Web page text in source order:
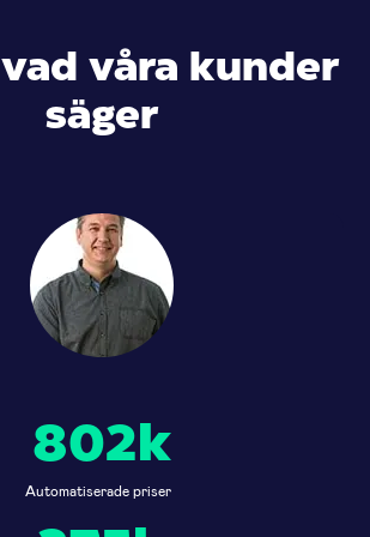
vad våra kunder
säger
802k
Automatiserade priser